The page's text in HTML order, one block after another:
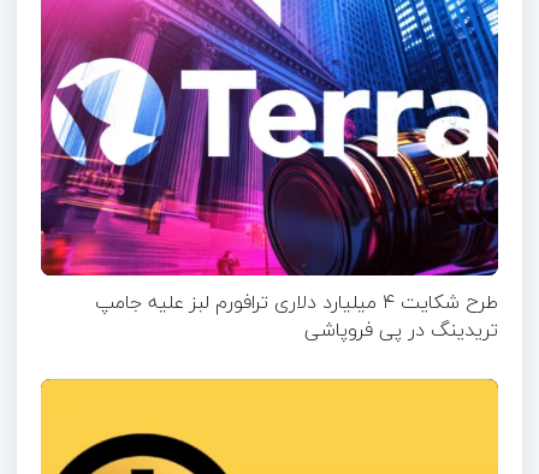
طرح شکایت ۴ میلیارد دلاری ترافورم لبز علیه جامپ
تریدینگ در پی فروپاشی